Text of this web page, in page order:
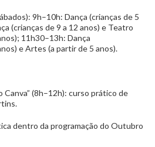
9h–10h: Dança (crianças de 5
(crianças de 9 a 12 anos) e Teatro
11h30–13h: Dança
e Artes (a partir de 5 anos).
Canva” (8h–12h): curso prático de
dentro da programação do Outubro